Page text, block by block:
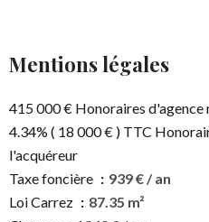
Mentions légales
415 000 € Honoraires d'agence
4.34% ( 18 000 € ) TTC
l'acquéreur
Taxe foncière
939 € / an
Loi Carrez
87.35 m²